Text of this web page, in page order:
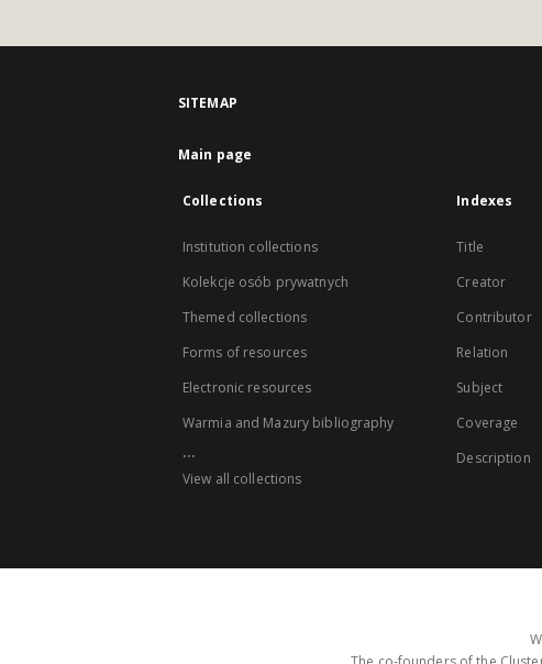
SITEMAP
Main page
Collections
Institution collections
Kolekcje osób prywatnych
Themed collections
Forms of resources
Electronic resources
Warmia and Mazury bibliography
...
View all collections
Indexes
Title
Creator
Contributor
Relation
Subject
Coverage
Description